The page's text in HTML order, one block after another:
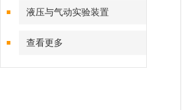
液压与气动实验装置
查看更多